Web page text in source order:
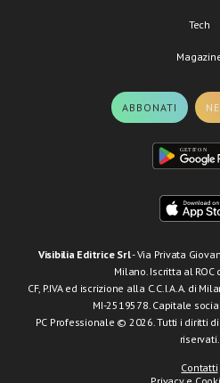
Tech
ABBONATI
Visibilia Editrice Srl- Via Privata
Milano. Iscritta al ROC
CF, P.IVA ed iscrizione alla C.C.I.A.A. di
MI-2519578. Capitale
PC Professionale © 2026. Tutti i diritti
riservati.
Contatti